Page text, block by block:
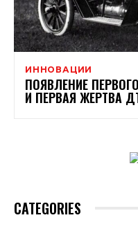
ИННОВАЦИИ
ПОЯВЛЕНИЕ
И ПЕРВАЯ ЖЕРТВА
CATEGORIES